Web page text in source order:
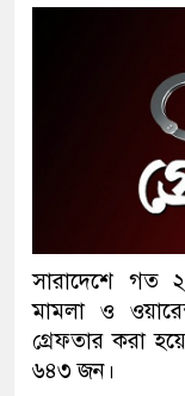
সারাদেশে গত
মামলা ও
গ্রেফতার করা
৬৪৩ জন।